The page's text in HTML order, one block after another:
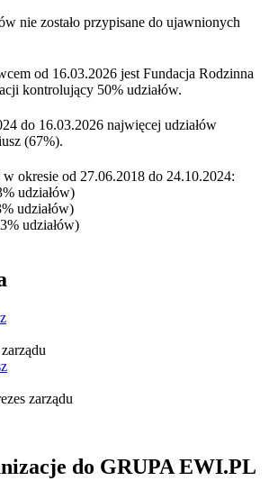
nie zostało przypisane do ujawnionych
od 16.03.2026 jest Fundacja Rodzinna
kontrolujący 50% udziałów.
do 16.03.2026 najwięcej udziałów
(67%).
okresie od 27.06.2018 do 24.10.2024:
udziałów)
udziałów)
udziałów)
zarządu
do GRUPA EWI.PL